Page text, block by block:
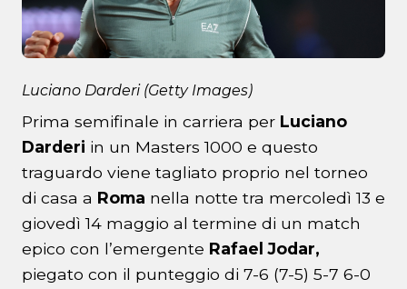
Luciano Darderi (Getty Images)
Prima semifinale in carriera per Luciano
Darderi in un Masters 1000 e questo
traguardo viene tagliato proprio nel torneo
di casa a Roma nella notte tra mercoledì 13 e
giovedì 14 maggio al termine di un match
epico con l’emergente Rafael Jodar,
piegato con il punteggio di 7-6 (7-5) 5-7 6-0